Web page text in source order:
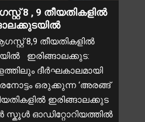
8 , 9 തീയതികളിൽ
8,9 തീയതികളിൽ
ഇരിങ്ങാലക്കുട:
ദീർഘകാലമായി
ഒരുക്കുന്ന ‘അരങ്ങ്
ഇരിങ്ങാലക്കുട
സ്കൂൾ ഓഡിറ്റോറിയത്തിൽ